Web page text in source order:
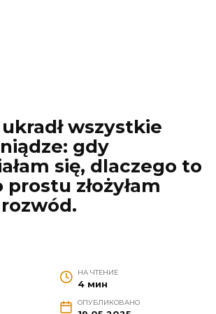
wszystkie
gdy
się, dlaczego to
prostu złożyłam
НА ЧТЕНИЕ
4 мин
ОПУБЛИКОВАНО